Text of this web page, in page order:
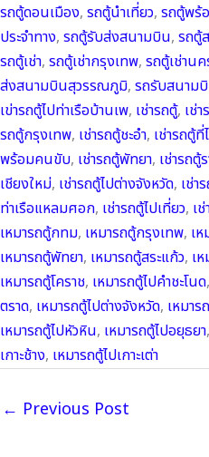
รถตู้ดอนเมือง, รถตู้นำเที่ยว, รถตู้พร้
ประจำทาง, รถตู้รับส่งสนามบิน, รถตู้
รถตู้เช่า, รถตู้เช่ากรุงเทพ, รถตู้เช่าน
ส่งสนามบินสุวรรณภูมิ, รถรับสนาม
เข่ารถตู้ไปท่าเรือบ้านเพ, เช่ารถตู้, เช่
รถตู้กรุงเทพ, เช่ารถตู้ชะอำ, เช่ารถตู้
พร้อมคนขับ, เช่ารถตู้พัทยา, เช่ารถตู้
เชียงใหม่, เช่ารถตู้ไปต่างจังหวัด, เช่า
ท่าเรือแหลมศอก, เช่ารถตู้ไปเที่ยว, เ
เหมารถตู้กทม, เหมารถตู้กรุงเทพ, เ
เหมารถตู้พัทยา, เหมารถตู้สระแก้ว, เ
เหมารถตู้โคราช, เหมารถตู้ไปคำชะโนด,
ตราด, เหมารถตู้ไปต่างจังหวัด, เหมา
เหมารถตู้ไปหัวหิน, เหมารถตู้ไปอยุธยา,
เกาะช้าง, เหมารถตู้ไปเกาะเต่า
← Previous Post